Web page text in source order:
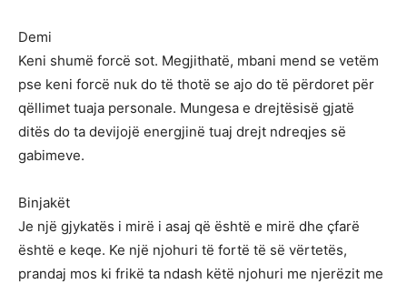
Demi
Keni shumë forcë sot. Megjithatë, mbani mend se vetëm
pse keni forcë nuk do të thotë se ajo do të përdoret për
qëllimet tuaja personale. Mungesa e drejtësisë gjatë
ditës do ta devijojë energjinë tuaj drejt ndreqjes së
gabimeve.
Binjakët
Je një gjykatës i mirë i asaj që është e mirë dhe çfarë
është e keqe. Ke një njohuri të fortë të së vërtetës,
prandaj mos ki frikë ta ndash këtë njohuri me njerëzit me